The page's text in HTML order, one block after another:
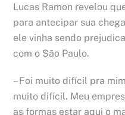
Lucas Ramon revelou
para antecipar sua
ele vinha sendo
com o São Paulo.
– Foi muito difícil pra
muito difícil. Meu
as formas estar aqui o